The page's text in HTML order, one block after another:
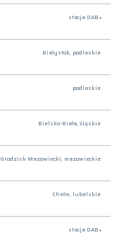
stacja DAB+
Białystok, podlaskie
podlaskie
Bielsko-Biała, śląskie
Grodzisk Mazowiecki, mazowieckie
Chełm, lubelskie
stacja DAB+